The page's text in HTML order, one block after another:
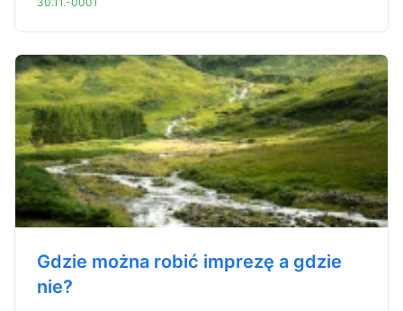
Gdzie można robić imprezę a gdzie
nie?